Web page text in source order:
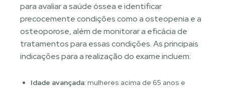
para avaliar a saúde óssea e identificar
precocemente condições como a osteopenia e a
osteoporose, além de monitorar a eficácia de
tratamentos para essas condições. As principais
indicações para a realização do exame incluem:
Idade avançada: mulheres acima de 65 anos e